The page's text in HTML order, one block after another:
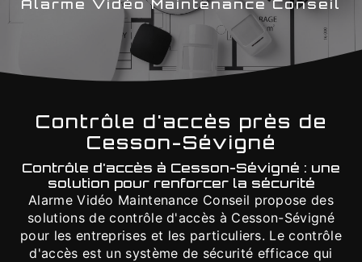
Alarme Vidéo Maintenance Conseil
Contrôle d'accès près de
Cesson-Sévigné
Contrôle d'accès à Cesson-Sévigné : une
solution pour renforcer la sécurité
Alarme Vidéo Maintenance Conseil propose des
solutions de contrôle d'accès à Cesson-Sévigné
pour les entreprises et les particuliers. Le contrôle
d'accès est un système de sécurité efficace qui